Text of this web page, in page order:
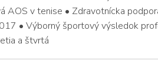
AOS v tenise • Zdravotnícka
• Výborný športový výsledok
a štvrtá